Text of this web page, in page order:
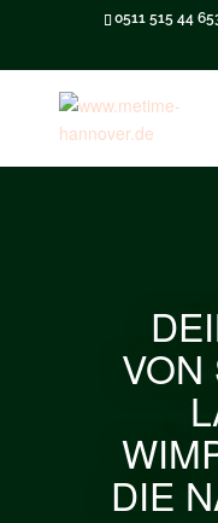
0511 515 44
VON
DIE